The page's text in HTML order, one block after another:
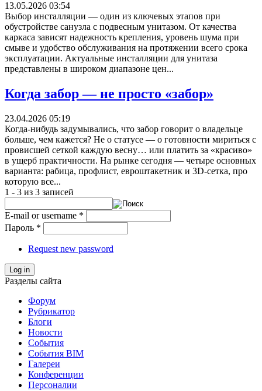
13.05.2026 03:54
Выбор инсталляции — один из ключевых этапов при
обустройстве санузла с подвесным унитазом. От качества
каркаса зависят надежность крепления, уровень шума при
смыве и удобство обслуживания на протяжении всего срока
эксплуатации. Актуальные инсталляции для унитаза
представлены в широком диапазоне цен...
Когда забор — не просто «забор»
23.04.2026 05:19
Когда-нибудь задумывались, что забор говорит о владельце
больше, чем кажется? Не о статусе — о готовности мириться с
провисшей сеткой каждую весну… или платить за «красиво»
в ущерб практичности. На рынке сегодня — четыре основных
варианта: рабица, профлист, евроштакетник и 3D-сетка, про
которую все...
1 - 3 из 3 записей
E-mail or username *
Пароль *
Request new password
Log in
Разделы сайта
Форум
Рубрикатор
Блоги
Новости
События
События BIM
Галереи
Конференции
Персоналии